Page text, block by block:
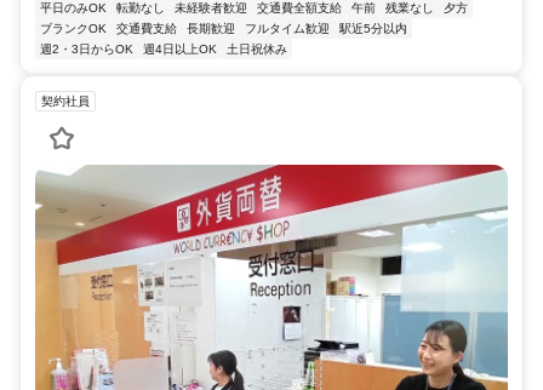
平日のみOK
転勤なし 未経験者歓迎 交通費全額支給 午前 残業なし
夕方
ブランクOK
交通費支給 長期歓迎 フルタイム歓迎
駅近5分以内
週2・3日からOK
週4日以上OK 土日祝休み
契約社員